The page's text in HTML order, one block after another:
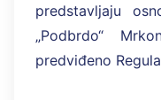
predstavljaju
„Podbrdo“
predviđeno